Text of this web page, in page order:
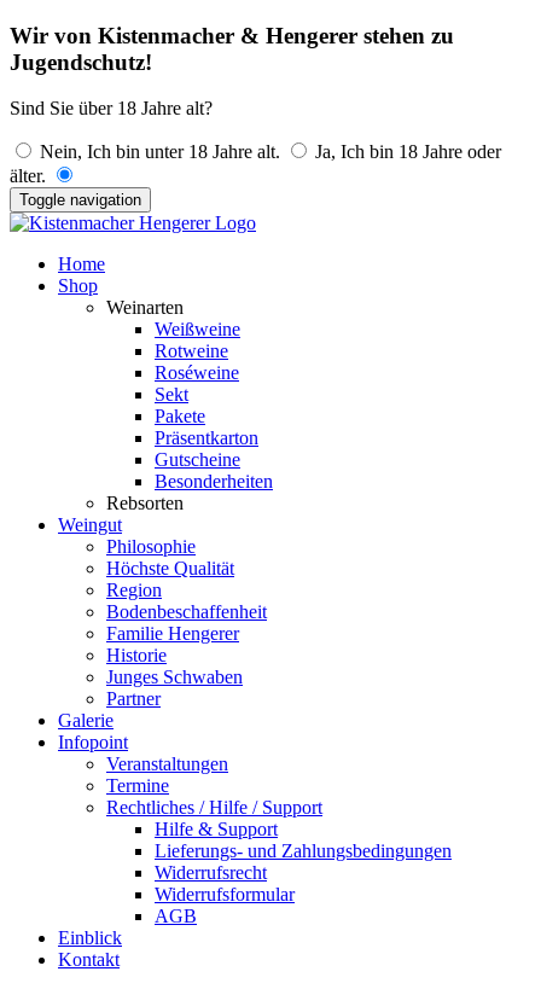
Wir von Kistenmacher & Hengerer stehen zu
Jugendschutz!
Sind Sie über 18 Jahre alt?
Nein, Ich bin unter 18 Jahre alt.
Ja, Ich bin 18 Jahre oder
älter.
Toggle navigation
Home
Shop
Weinarten
Weißweine
Rotweine
Roséweine
Sekt
Pakete
Präsentkarton
Gutscheine
Besonderheiten
Rebsorten
Weingut
Philosophie
Höchste Qualität
Region
Bodenbeschaffenheit
Familie Hengerer
Historie
Junges Schwaben
Partner
Galerie
Infopoint
Veranstaltungen
Termine
Rechtliches / Hilfe / Support
Hilfe & Support
Lieferungs- und Zahlungsbedingungen
Widerrufsrecht
Widerrufsformular
AGB
Einblick
Kontakt